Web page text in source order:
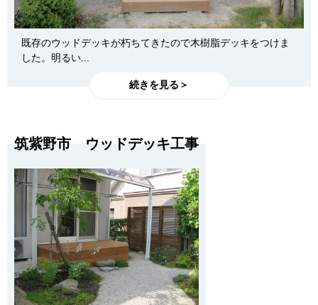
既存のウッドデッキが朽ちてきたので木樹脂デッキをつけま
した。明るい...
続きを見る＞
筑紫野市 ウッドデッキ工事